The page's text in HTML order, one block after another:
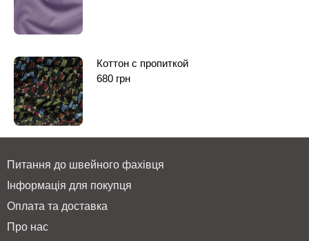
Коттон с пропиткой
680 грн
Питання до швейного фахівця
Інформація для покупця
Оплата та доставка
Про нас